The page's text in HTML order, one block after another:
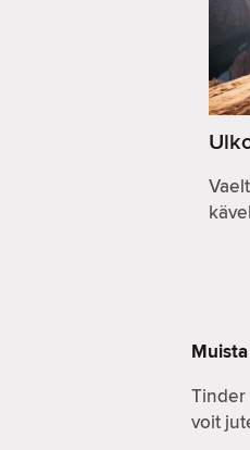
Tinder
voit